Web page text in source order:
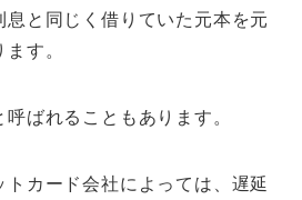
息と同じく借りていた元本を元
す。
ばれることもあります。
トカード会社によっては、遅延